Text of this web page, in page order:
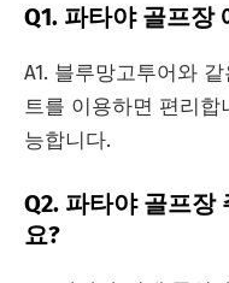
Q1. 파타야 골프장
A1. 블루망고투어와
트를 이용하면 편리
능합니다.
Q2. 파타야 골프장
요?